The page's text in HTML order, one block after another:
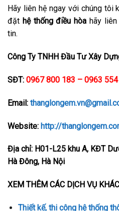
Hãy liên hệ ngay với chúng tôi
đặt hệ thống điều hòa hãy
tin.
Công Ty TNHH Đầu Tư Xây
SĐT: 0967 800 183 – 0963
Email:
Website: http://
Địa chỉ: H01-L25 khu A, KĐT
Hà Đông, Hà Nội
XEM THÊM CÁC DỊCH VỤ KHÁC
Thiết kế, thi công hệ thống